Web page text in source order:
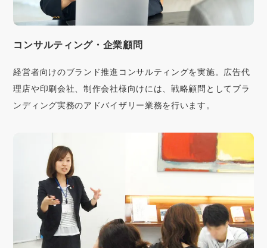
コンサルティング・企業顧問
経営者向けのブランド推進コンサルティングを実施。広告代
理店や印刷会社、制作会社様向けには、戦略顧問としてブラ
ンディング実務のアドバイザリー業務を行います。